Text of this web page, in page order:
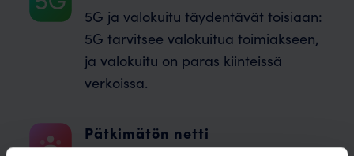
5G ja valokuitu täydentävät toisiaan:
5G tarvitsee valokuitua toimiakseen,
ja valokuitu on paras kiinteissä
verkoissa.
Pätkimätön netti